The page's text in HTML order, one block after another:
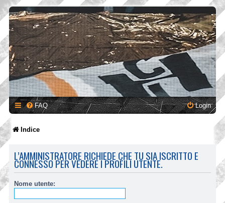
FAQ Login
Indice
L’AMMINISTRATORE RICHIEDE CHE TU SIA ISCRITTO E
CONNESSO PER VEDERE I PROFILI UTENTE.
Nome utente: